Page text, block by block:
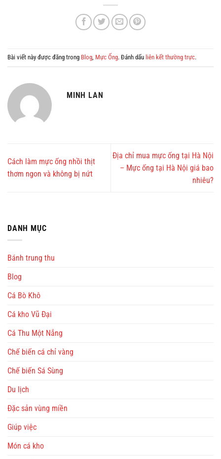
Bài viết này được đăng trong Blog Mực Ống. Đánh dấu liên kết thường trực.
MINH LAN
Cách làm mực ống nhồi thịt
thơm ngon và không bị nứt
Địa chỉ mua mực ống tại Hà Nội
– Mực ống tại Hà Nội giá bao
nhiêu?
DANH MỤC
Bánh trung thu
Blog
Cá Bò Khô
Cá kho Vũ Đại
Cá Thu Một Nắng
Chế biến cá chỉ vàng
Chế biến Sá Sùng
Du lịch
Đặc sản vùng miền
Giúp việc
Món cá kho